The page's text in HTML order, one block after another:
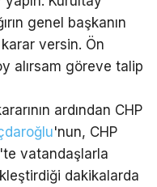
genel başkanın
versin. Ön
alırsam göreve talip
ardından CHP
'nun, CHP
vatandaşlarla
dakikalarda